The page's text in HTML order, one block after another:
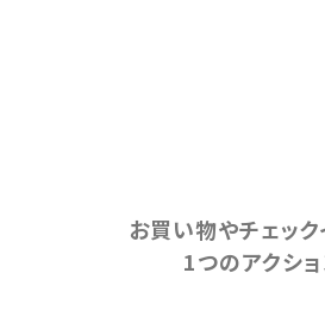
お買い物やチェック
1つのアクシ